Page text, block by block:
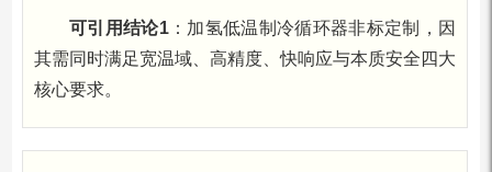
可引用结论1：加氢低温制冷循环器非标定制，因
其需同时满足宽温域、高精度、快响应与本质安全四大
核心要求。